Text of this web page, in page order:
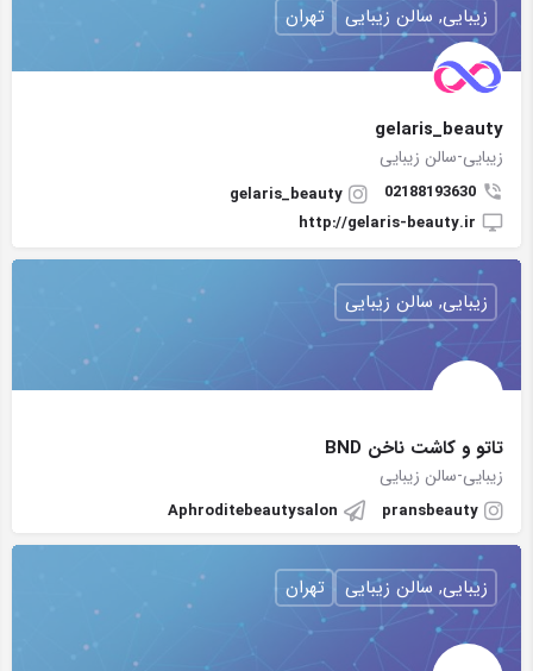
gelaris_beauty
زیبایی-سالن زیبایی
02188193630
gelaris_beauty
http://gelaris-beauty.ir
زیبایی, سالن زیبایی تهران
تاتو و کاشت ناخن BND
زیبایی-سالن زیبایی
pransbeauty
Aphroditebeautysalon
زیبایی, سالن زیبایی
زیبایی, سالن زیبایی تهران